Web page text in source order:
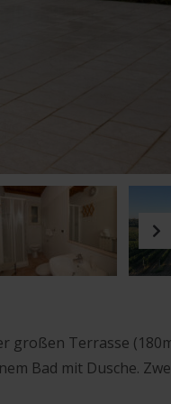
großen Terrasse
Bad mit Dusche.